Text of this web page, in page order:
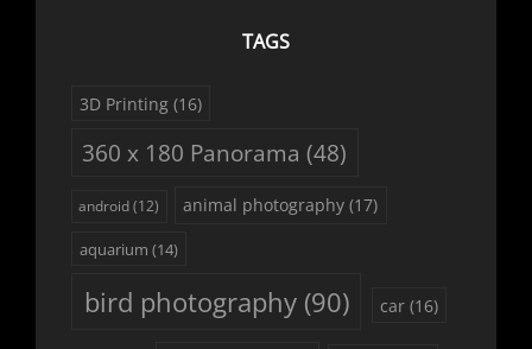
TAGS
3D Printing (16)
360 x 180 Panorama (48)
android(12) animal photography (17)
aquarium (14)
bird photography(90) car(16)